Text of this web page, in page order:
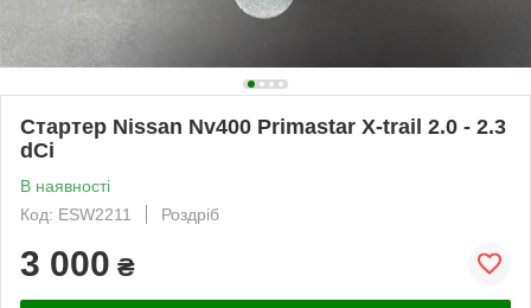
Стартер Nissan Nv400 Primastar X-trail 2.0 - 2.3
dCi
В наявності
Код: ESW2211
Роздріб
3 000 ₴